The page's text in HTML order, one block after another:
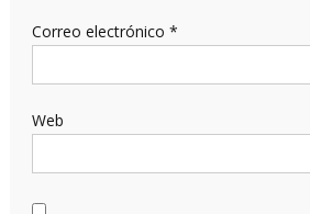
Correo electrónico *
Web